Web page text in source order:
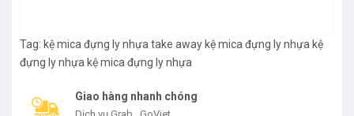
Tag: kệ mica đựng ly nhựa take away kệ mica đựng ly nhựa kệ
đựng ly nhựa kệ mica đựng ly nhựa
Giao hàng nhanh chóng